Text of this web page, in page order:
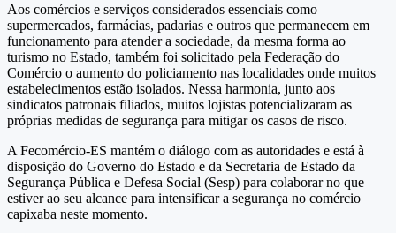
Aos comércios e serviços considerados essenciais como
supermercados, farmácias, padarias e outros que permanecem em
funcionamento para atender a sociedade, da mesma forma ao
turismo no Estado, também foi solicitado pela Federação do
Comércio o aumento do policiamento nas localidades onde muitos
estabelecimentos estão isolados. Nessa harmonia, junto aos
sindicatos patronais filiados, muitos lojistas potencializaram as
próprias medidas de segurança para mitigar os casos de risco.
A Fecomércio-ES mantém o diálogo com as autoridades e está à
disposição do Governo do Estado e da Secretaria de Estado da
Segurança Pública e Defesa Social (Sesp) para colaborar no que
estiver ao seu alcance para intensificar a segurança no comércio
capixaba neste momento.